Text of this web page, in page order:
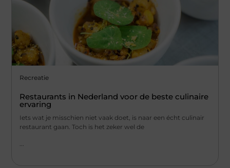
Recreatie
Restaurants in Nederland voor de beste culinaire
ervaring
Iets wat je misschien niet vaak doet, is naar een écht culinair
restaurant gaan. Toch is het zeker wel de